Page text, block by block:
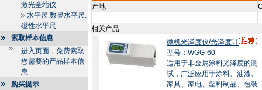
激光全站仪
水平尺.数显水平尺.
磁性水平尺
索取样本信息
进入页面，免费索取
您需要的产品样本信
息
购买提示
产地
相关产品
微机光泽度仪/光泽度计
型号：WGG-60
适用于非金属涂料光泽度的测
试，广泛应用于涂料、油漆、
家具、家电、塑料制品、包装